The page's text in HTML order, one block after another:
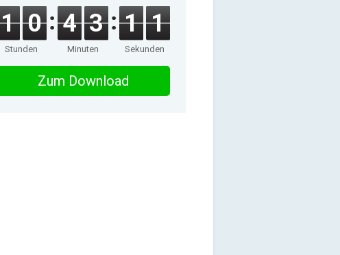
1 0
Stunden
4 3
Minuten
1 0
Sekunden
Zum Download